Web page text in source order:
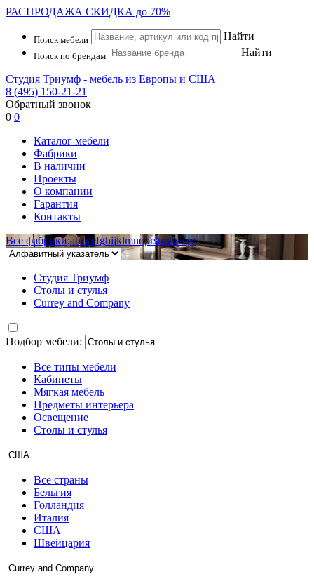
РАСПРОДАЖА СКИДКА до 70%
Поиск мебели Найти
Поиск по брендам Найти
Студия Триумф - мебель из Европы и США
8 (495) 150-21-21
Обратный звонок
0 0
Каталог мебели
Фабрики
В наличии
Проекты
О компании
Гарантия
Контакты
Все фабрики:abcdefghijklmnoprstuvwxyz
Студия Триумф
Столы и стулья
Currey and Company
Подбор мебели:
Все типы мебели
Кабинеты
Мягкая мебель
Предметы интерьера
Освещение
Столы и стулья
Все страны
Бельгия
Голландия
Италия
США
Швейцария